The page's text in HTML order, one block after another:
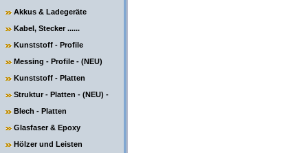
Akkus & Ladegeräte
Kabel, Stecker ......
Kunststoff - Profile
Messing - Profile - (NEU)
Kunststoff - Platten
Struktur - Platten - (NEU) -
Blech - Platten
Glasfaser & Epoxy
Hölzer und Leisten